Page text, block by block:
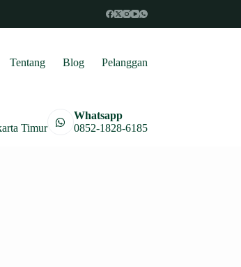
Tentang Blog Pelanggan
Timur
Whatsapp
0852-1828-6185